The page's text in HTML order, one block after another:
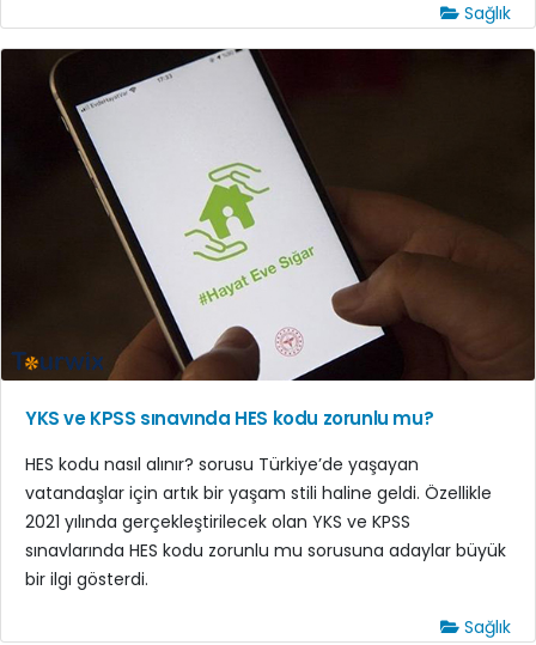
Sağlık
YKS ve KPSS sınavında HES kodu zorunlu mu?
HES kodu nasıl alınır? sorusu Türkiye’de yaşayan
vatandaşlar için artık bir yaşam stili haline geldi. Özellikle
2021 yılında gerçekleştirilecek olan YKS ve KPSS
sınavlarında HES kodu zorunlu mu sorusuna adaylar büyük
bir ilgi gösterdi.
Sağlık